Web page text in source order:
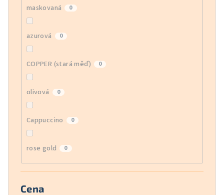
maskovaná 0
azurová 0
COPPER (stará měď) 0
olivová 0
Cappuccino 0
rose gold 0
Cena